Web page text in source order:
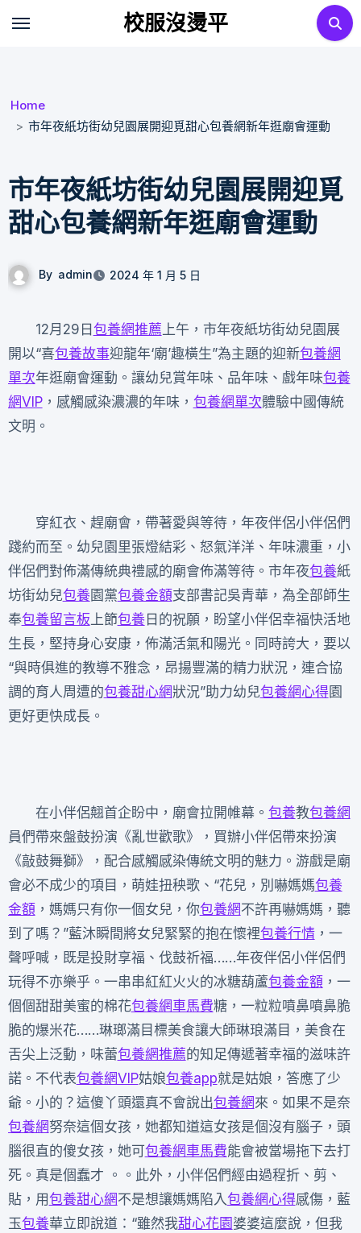
校服沒燙平
Home
市年夜紙坊街幼兒園展開迎覓甜心包養網新年逛廟會運動
市年夜紙坊街幼兒園展開迎覓
甜心包養網新年逛廟會運動
By admin 2024 年 1 月 5 日
12月29日 包養網推薦上午，市年夜紙坊街幼兒園展
開以“喜包養故事迎龍年‘廟’趣橫生”為主題的迎新包養網
單次年逛廟會運動。讓幼兒賞年味、品年味、戲年味包養
網VIP，感觸感染濃濃的年味， 包養網單次體驗中國傳統
文明。
穿紅衣、趕廟會，帶著愛與等待，年夜伴侶小伴侶們
踐約而至。幼兒園里張燈結彩、怒氣洋洋、年味濃重，小
伴侶們對佈滿傳統典禮感的廟會佈滿等待。市年夜包養紙
坊街幼兒包養園黨包養金額支部書記吳青華，為全部師生
奉包養留言板上節包養日的祝願，盼望小伴侶幸福快活地
生長，堅持身心安康，佈滿活氣和陽光。同時誇大，要以
“與時俱進的教導不雅念，昂揚豐滿的精力狀況，連合協
調的育人周遭的包養甜心網狀況”助力幼兒包養網心得園
更好更快成長。
在小伴侶翹首企盼中，廟會拉開帷幕。 包養教包養網
員們帶來盤鼓扮演《亂世歡歌》，買辦小伴侶帶來扮演
《敲鼓舞獅》，配合感觸感染傳統文明的魅力。游戲是廟
會必不成少的項目，萌娃扭秧歌、“花兒，別嚇媽媽包養
金額 ，媽媽只有你一個女兒，你包養網不許再嚇媽媽，聽
到了嗎？”藍沐瞬間將女兒緊緊的抱在懷裡包養行情，一
聲呼喊，既是投財享福、伐鼓祈福……年夜伴侶小伴侶們
玩得不亦樂乎。一串串紅紅火火的冰糖葫蘆包養金額 ，一
個個甜甜美蜜的棉花包養網車馬費糖，一粒粒噴鼻噴鼻脆
脆的爆米花……琳瑯滿目標美食讓大師琳琅滿目，美食在
舌尖上泛動，味蕾包養網推薦的知足傳遞著幸福的滋味許
諾。不代表包養網VIP姑娘包養app就是姑娘，答應了少
爺。小的？這傻丫頭還真不會說出包養網來。如果不是奈
包養網努奈這個女孩，她都知道這女孩是個沒有腦子，頭
腦很直的傻女孩，她可包養網車馬費能會被當場拖下去打
死。真是個蠢才 。。此外，小伴侶們經由過程折、剪、
貼，用包養甜心網不是想讓媽媽陷入包養網心得感傷，藍
玉包養華立即說道：“雖然我甜心花園 婆婆這麼說，但我